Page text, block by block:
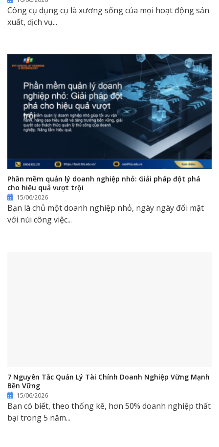
Công cụ dụng cụ là xương sống của mọi hoạt động sản
xuất, dịch vụ...
Phần mềm quản lý doanh nghiệp nhỏ: Giải pháp đột phá
cho hiệu quả vượt trội
15/06/2026
Bạn là chủ một doanh nghiệp nhỏ, ngày ngày đối mặt
với núi công việc...
7 Nguyên Tắc Quản Lý Tài Chính Doanh Nghiệp Vững Mạnh
Bền Vững
15/06/2026
Bạn có biết, theo thống kê, hơn 50% doanh nghiệp thất
bại trong 5 năm...